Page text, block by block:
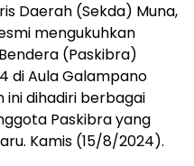
Daerah (Sekda) Muna,
mengukuhkan
(Paskibra)
di Aula Galampano
ini dihadiri berbagai
Paskibra yang
Kamis (15/8/2024).